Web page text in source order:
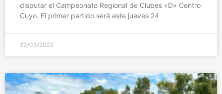
disputar el Campeonato Regional de Clubes «D» Centro
Cuyo. El primer partido será este jueves 24
23/03/2022